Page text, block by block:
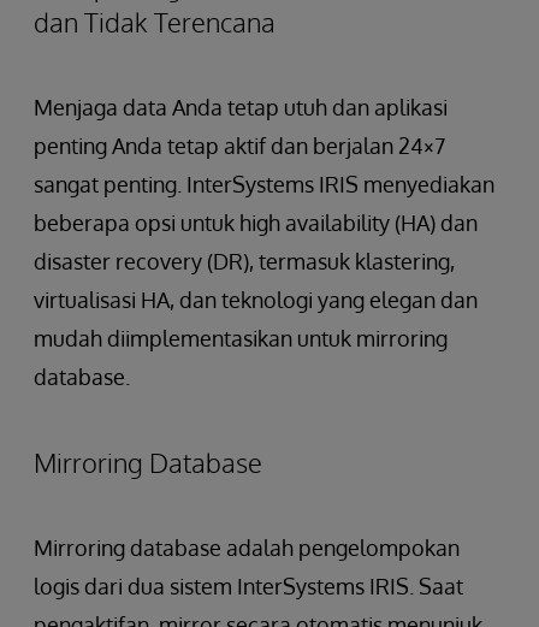
dan Tidak Terencana
Menjaga data Anda tetap utuh dan aplikasi
penting Anda tetap aktif dan berjalan 24×7
sangat penting. InterSystems IRIS menyediakan
beberapa opsi untuk high availability (HA) dan
disaster recovery (DR), termasuk klastering,
virtualisasi HA, dan teknologi yang elegan dan
mudah diimplementasikan untuk mirroring
database.
Mirroring Database
Mirroring database adalah pengelompokan
logis dari dua sistem InterSystems IRIS. Saat